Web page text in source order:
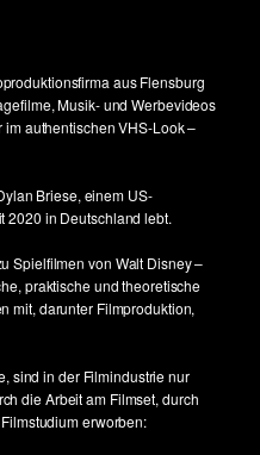
aus Flensburg
Musik- und Werbevideos
authentischen VHS-Look –
Briese, einem US-
2020 in Deutschland lebt.
Spielfilmen von Walt Disney –
praktische und theoretische
mit, darunter Filmproduktion,
sind in der Filmindustrie nur
die Arbeit am Filmset, durch
erworben: